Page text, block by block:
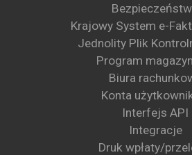
Krajowy System e-
Jednolity Plik
Program
Biura
Konta
Interfejs API
Integracje
Druk wpłaty/